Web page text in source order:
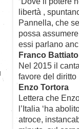
libertà ,
Pannella, che
possa
essi parlano
Franco Battiato
Nel 2015 il
favore del
Enzo Tortora
Lettera che
l’Italia ‘ha
atroce,